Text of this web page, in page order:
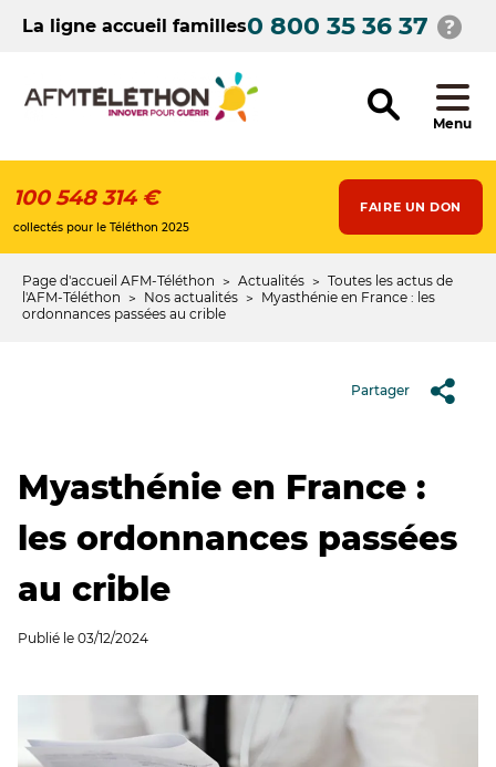
contenuLa ligne accueil familles0 800 35 36 37
Menu
100 548 314 €
collectés pour le Téléthon 2025
FAIRE UN DON
Fil
d'Ariane
Page d'accueil AFM-Téléthon Actualités
Toutes les actus de
l'AFM-Téléthon
Nos actualités
Myasthénie en France : les
ordonnances passées au crible
Partager
Myasthénie en France :
les ordonnances passées
au crible
Publié le 03/12/2024